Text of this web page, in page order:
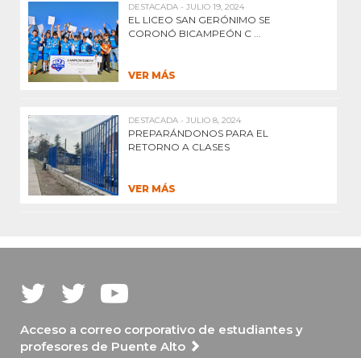
DESTACADA - JULIO 19, 2024
EL LICEO SAN GERÓNIMO SE
CORONÓ BICAMPEÓN C ...
VER MÁS
DESTACADA - JULIO 8, 2024
PREPARÁNDONOS PARA EL
RETORNO A CLASES
VER MÁS
Acceso a correo corporativo de estudiantes y
profesores de Puente Alto